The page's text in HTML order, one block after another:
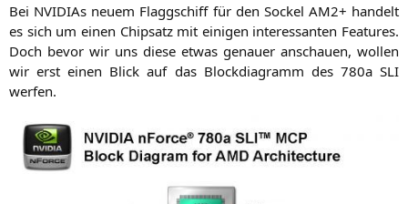
Bei NVI­DI­As neu­em Flagg­schiff für den Sockel AM2+ han­delt
es sich um einen Chip­satz mit eini­gen inter­es­san­ten Fea­tures.
Doch bevor wir uns die­se etwas genau­er anschau­en, wol­len
wir erst einen Blick auf das Block­dia­gramm des 780a SLI
werfen.